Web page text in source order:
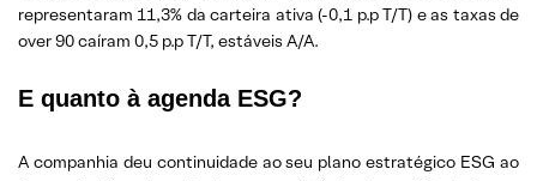
representaram 11,3% da carteira ativa (-0,1 p.p T/T) e as taxas de
over 90 caíram 0,5 p.p T/T, estáveis A/A.
E quanto à agenda ESG?
A companhia deu continuidade ao seu plano estratégico ESG ao